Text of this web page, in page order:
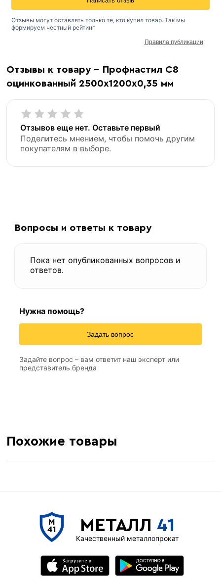
«В корзину»
Длина 2,5 м
толщина 0,35 мм
Высота волны
Цена указана
Отзывы к товару - Профнастил С8
оцинкованный 2500х1200х0,35 мм
Отзывов еще нет. Оставьте первый
Поделитесь мнением, чтобы помочь другим
покупателям в выборе.
Отзывы могут оставлять только те, кто купил товар. Так мы
формируем честный рейтинг
Правила публикации
Вопросы и ответы к товару
Пока нет опубликованных вопросов и
ответов.
Нужна помощь?
Задать вопрос
Задайте вопрос – вам ответит наш эксперт или
представитель бренда
Похожие товары
МЕТАЛЛ 41
Качественный металлопрокат